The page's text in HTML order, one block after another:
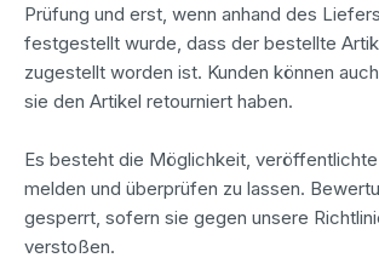
Prüfung und erst, wenn anhand des
festgestellt wurde, dass der bestellte
zugestellt worden ist. Kunden können
sie den Artikel retourniert haben.
Es besteht die Möglichkeit,
melden und überprüfen zu lassen.
gesperrt, sofern sie gegen unsere
verstoßen.